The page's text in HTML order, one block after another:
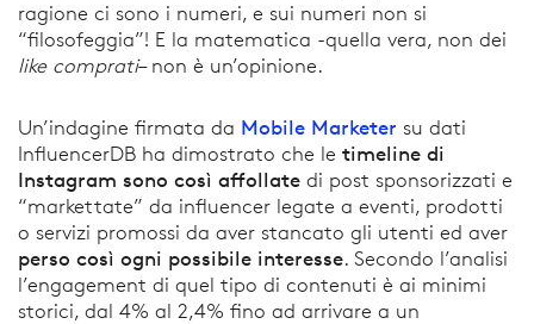
ragione ci sono i numeri, e sui numeri non si
“filosofeggia”! E la matematica -quella vera, non dei
like comprati– non è un’opinione.
Un’indagine firmata da Mobile Marketer su dati
InfluencerDB ha dimostrato che le timeline di
Instagram sono così affollate di post sponsorizzati e
“markettate” da influencer legate a eventi, prodotti
o servizi promossi da aver stancato gli utenti ed aver
perso così ogni possibile interesse. Secondo l’analisi
l’engagement di quel tipo di contenuti è ai minimi
storici, dal 4% al 2,4% fino ad arrivare a un